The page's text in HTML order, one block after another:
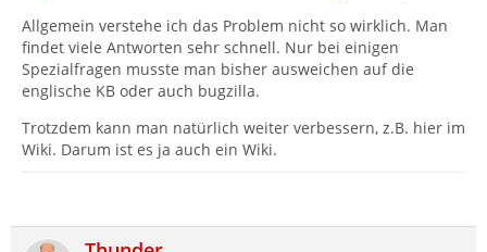
Allgemein verstehe ich das Problem nicht so wirklich. Man
findet viele Antworten sehr schnell. Nur bei einigen
Spezialfragen musste man bisher ausweichen auf die
englische KB oder auch bugzilla.
Trotzdem kann man natürlich weiter verbessern, z.B. hier im
Wiki. Darum ist es ja auch ein Wiki.